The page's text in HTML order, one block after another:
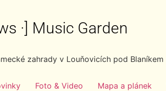
·] Music Garden
zahrady v Louňovicích pod Blaníkem
Foto & Video Mapa a plánek